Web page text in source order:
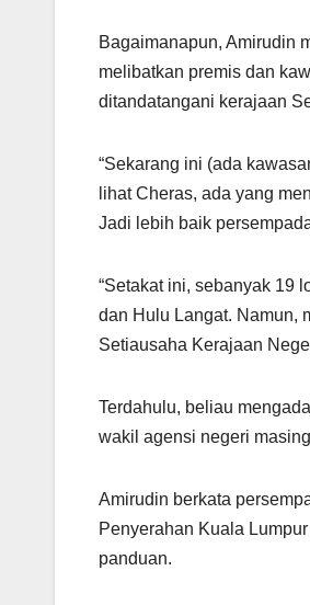
k
Bagaimanapun, Amirudin
melibatkan premis dan
ditandatangani kerajaan
“Sekarang ini (ada
lihat Cheras, ada yang
Jadi lebih baik
“Setakat ini, sebanyak 19
dan Hulu Langat. Namun,
Setiausaha Kerajaan
Terdahulu, beliau
wakil agensi negeri
Amirudin berkata
Penyerahan Kuala
panduan.